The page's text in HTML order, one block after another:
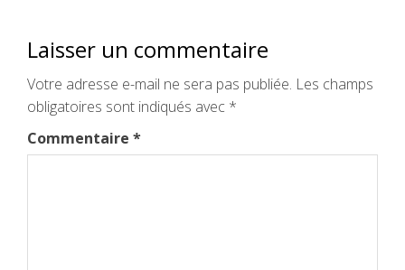
Laisser un commentaire
Votre adresse e-mail ne sera pas publiée. Les champs
obligatoires sont indiqués avec *
Commentaire *